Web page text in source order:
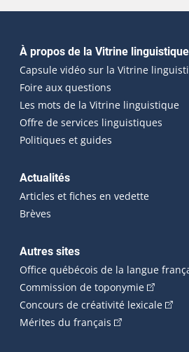
Navigation
À propos de la Vitrine linguistique
Capsule vidéo sur la Vitrine
Foire aux questions
Les mots de la Vitrine linguistique
Offre de services linguistiques
Politiques et guides
Actualités
Articles et fiches en vedette
Brèves
Autres sites
Office québécois de la langue
Commission de toponymie(Cet
Concours de créativité lexicale(Cet
Mérites du français (Cet hyperlien